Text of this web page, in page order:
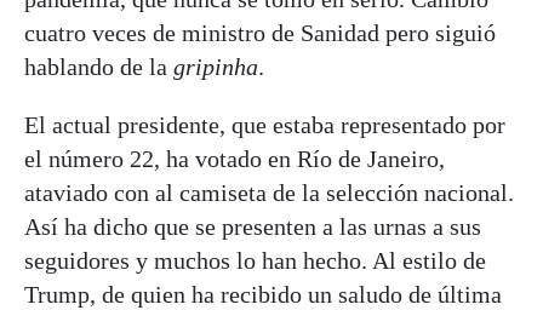
cuatro veces de ministro de Sanidad pero siguió
hablando de la gripinha.
El actual presidente, que estaba representado por
el número 22, ha votado en Río de Janeiro,
ataviado con al camiseta de la selección nacional.
Así ha dicho que se presenten a las urnas a sus
seguidores y muchos lo han hecho. Al estilo de
Trump, de quien ha recibido un saludo de última